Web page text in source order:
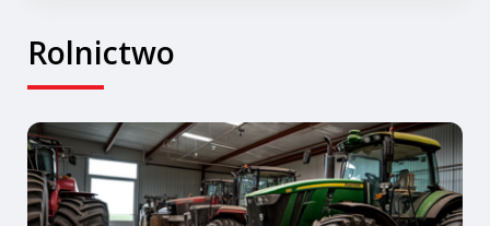
Rolnictwo